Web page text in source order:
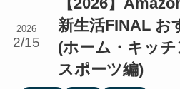
新生活FINAL お
(ホーム・キッ
スポーツ編)
2026
2/15